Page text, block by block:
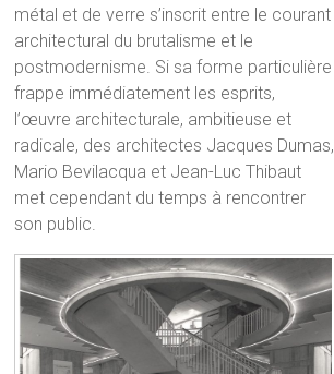
métal et de verre s’inscrit entre le courant
architectural du brutalisme et le
postmodernisme. Si sa forme particulière
frappe immédiatement les esprits,
l’œuvre architecturale, ambitieuse et
radicale, des architectes Jacques Dumas,
Mario Bevilacqua et Jean-Luc Thibaut
met cependant du temps à rencontrer
son public.